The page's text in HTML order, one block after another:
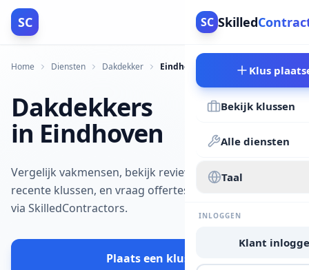
SC SC Skilled
Klus
Bekijk klussen
Alle diensten
Taal
INLOGGEN
Klant
Home Diensten Dakdekker Eindhoven
Dakdekkers
in Eindhoven
Vergelijk vakmensen, bekijk reviews en
recente klussen, en vraag offertes aan
via SkilledContractors.
Plaats een klus